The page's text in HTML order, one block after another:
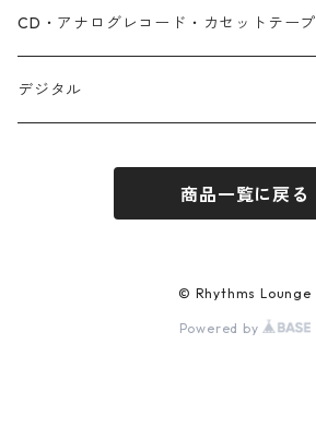
CD・アナログレコード・カセットテープ
デジタル
商品一覧に戻る
© Rhythms Lounge
Powered by